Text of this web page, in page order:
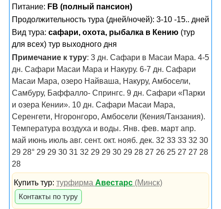
Питание: FB (полный пансион)
Продолжительность тура (дней/ночей): 3-10 -15.. дней
Вид тура: сафари, охота, рыбалка в Кению (тур
для всех) тур выходного дня
Примечание к туру: 3 дн. Сафари в Масаи Мара. 4-5
дн. Сафари Масаи Мара и Накуру. 6-7 дн. Сафари
Масаи Мара, озеро Найваша, Накуру, Амбосели,
Самбуру, Баффалло- Спрингс. 9 дн. Сафари «Парки
и озера Кении». 10 дн. Сафари Масаи Мара,
Серенгети, Нгоронгоро, Амбосели (Кения/Танзания).
Температура воздуха и воды. Янв. фев. март апр.
май июнь июль авг. сент. окт. нояб. дек. 32 33 33 32 30
29 28° 29 29 30 31 32 29 29 30 29 28 27 26 25 27 27 28
28
Купить тур:турфирмаАвестарс (Минск)
Контакты по туру